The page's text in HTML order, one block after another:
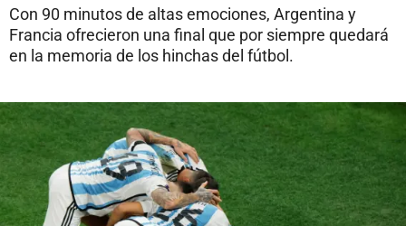
Con 90 minutos de altas emociones, Argentina y
Francia ofrecieron una final que por siempre quedará
en la memoria de los hinchas del fútbol.